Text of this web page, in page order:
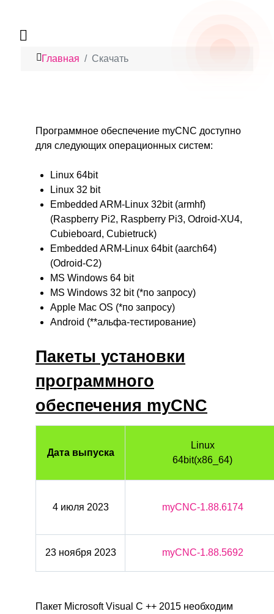
Главная Скачать
Программное обеспечение myCNC доступно
для следующих операционных систем:
Linux 64bit
Linux 32 bit
Embedded ARM-Linux 32bit (armhf)
(Raspberry Pi2, Raspberry Pi3, Odroid-XU4,
Cubieboard, Cubietruck)
Embedded ARM-Linux 64bit (aarch64)
(Odroid-C2)
MS Windows 64 bit
MS Windows 32 bit (*по запросу)
Apple Mac OS (*по запросу)
Android (**альфа-тестирование)
Пакеты установки
программного
обеспечения myCNC
Дата выпуска
Linux
64bit(x86_64)
4 июля 2023 myCNC-1.88.6174
23 ноября 2023 myCNC-1.88.5692
Пакет Microsoft Visual C ++ 2015 необходим